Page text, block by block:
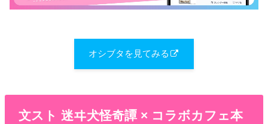
オシブタを見てみる
文スト 迷ヰ犬怪奇譚 × コラボカフェ本